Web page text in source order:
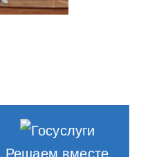
Решаем вместе